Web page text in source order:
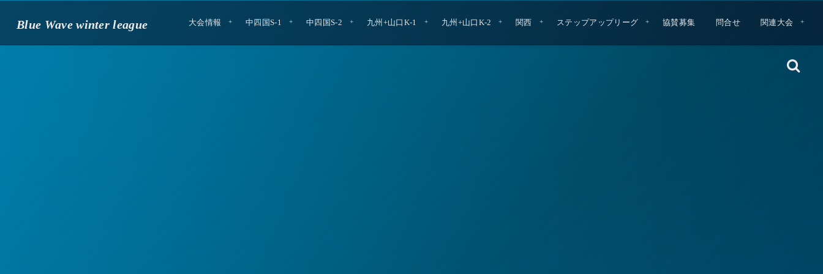
Blue Wave winter league 大会情報 中四国S-1 中四国S-2 九州+山口K-1 九州+山口K-2 関西 ステップアップリーグ 協賛募集 問合せ 関連大会